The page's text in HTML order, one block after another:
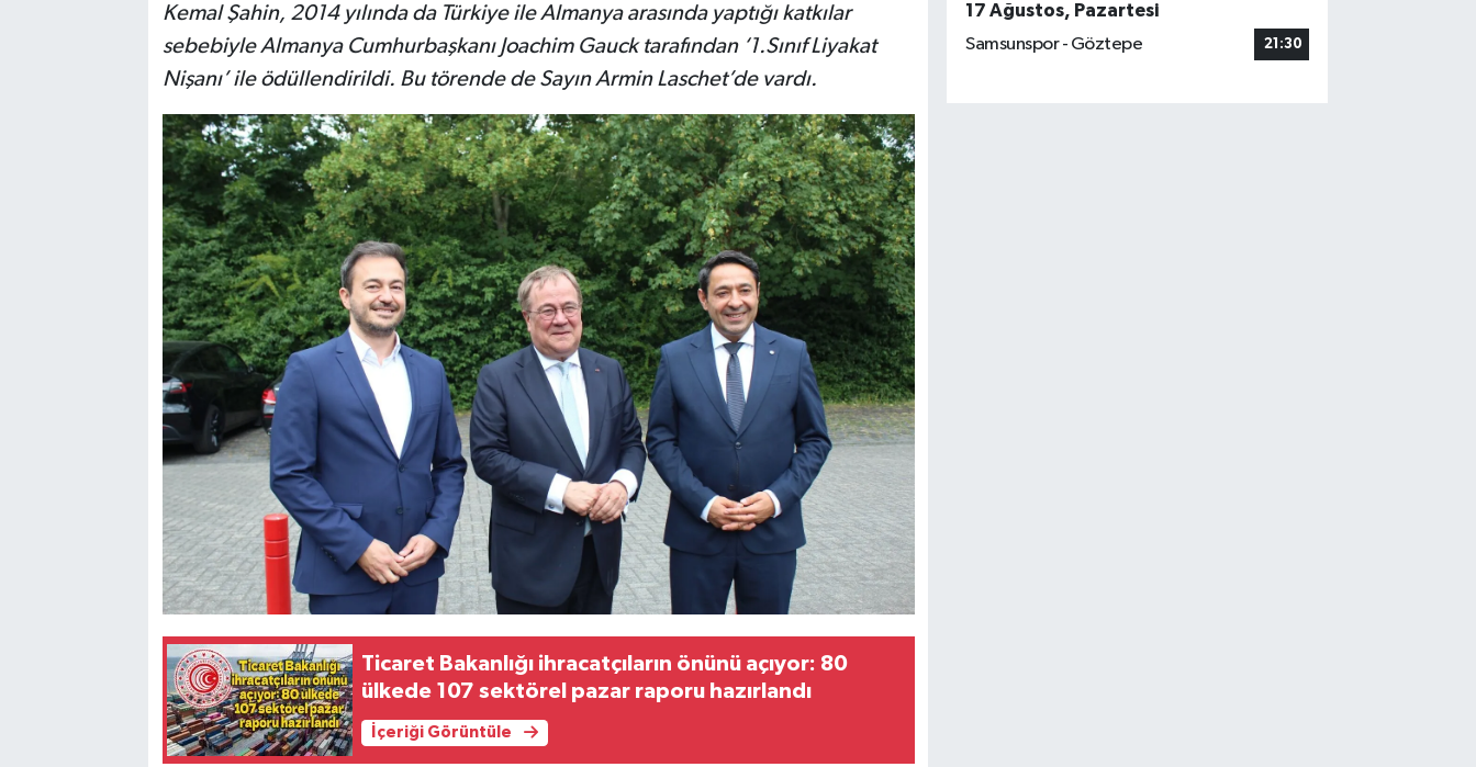
Kemal Şahin, 2014 yılında da Türkiye ile Almanya arasında yaptığı katkılar
sebebiyle Almanya Cumhurbaşkanı Joachim Gauck tarafından ‘1.Sınıf Liyakat
Nişanı’ ile ödüllendirildi. Bu törende de Sayın Armin Laschet’de vardı.
Ticaret Bakanlığı ihracatçıların önünü açıyor: 80
ülkede 107 sektörel pazar raporu hazırlandı
İçeriği Görüntüle
17 Ağustos, Pazartesi
Samsunspor - Göztepe
21:30